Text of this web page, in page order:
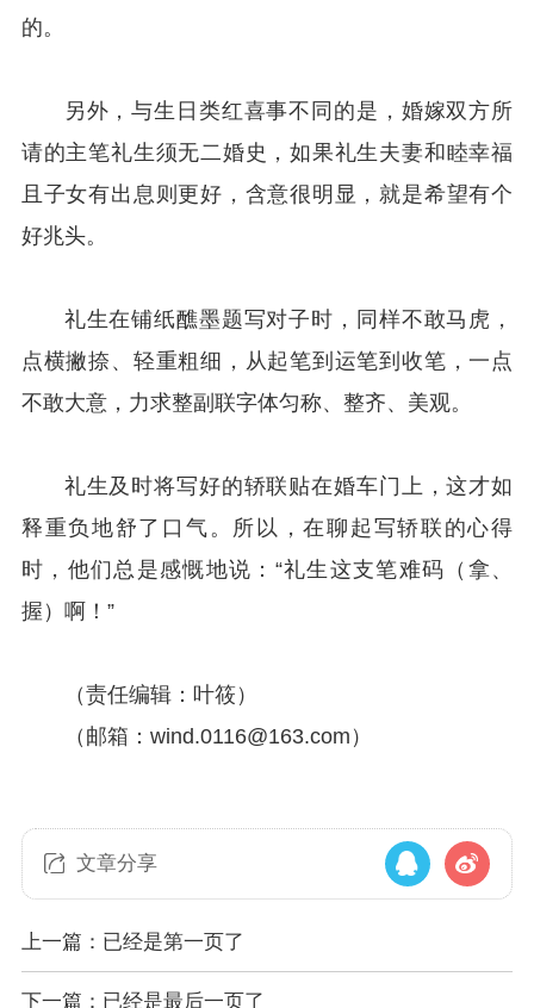
的。
另外，与生日类红喜事不同的是，婚嫁双方所
请的主笔礼生须无二婚史，如果礼生夫妻和睦幸福
且子女有出息则更好，含意很明显，就是希望有个
好兆头。
礼生在铺纸醮墨题写对子时，同样不敢马虎，
点横撇捺、轻重粗细，从起笔到运笔到收笔，一点
不敢大意，力求整副联字体匀称、整齐、美观。
礼生及时将写好的轿联贴在婚车门上，这才如
释重负地舒了口气。所以，在聊起写轿联的心得
时，他们总是感慨地说：“礼生这支笔难码（拿、
握）啊！”
（责任编辑：叶筱）
（邮箱：wind.0116@163.com）
文章分享
上一篇：已经是第一页了
下一篇：已经是最后一页了